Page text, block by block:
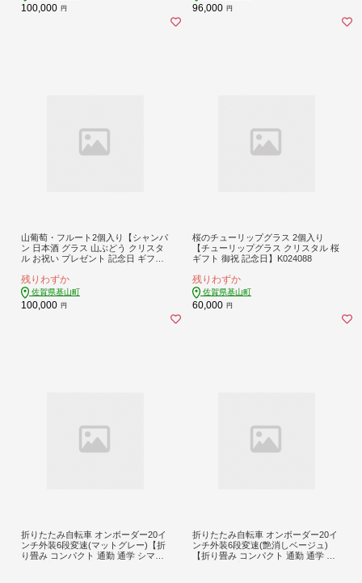
100,000 円 96,000 円
山葡萄・フルート2個入り【シャンパ
ン 日本酒 グラス 山ぶどう クリスタ
ル お祝い プレゼント 記念日 ギフト
り】K024082
残りわずか
佐賀県基山町
100,000 円
桜のチューリップグラス 2個入り
【チューリップグラス クリスタル 桜
ギフト 御祝 記念日】K024088
残りわずか
佐賀県基山町
60,000 円
折りたたみ自転車 オンボーダー20イ
ンチ外装6段変速(マットグレー)【折
り畳み コンパクト 通勤 通学 シマノ
折りたたみ自転車 オンボーダー20イ
ンチ外装6段変速(艶消しベージュ)
【折り畳み コンパクト 通勤 通学 シ